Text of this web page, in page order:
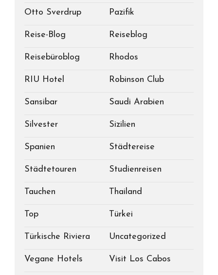
Otto Sverdrup Pazifik
Reise-Blog Reiseblog
Reisebüroblog Rhodos
RIU Hotel Robinson Club
Sansibar Saudi Arabien
Silvester Sizilien
Spanien Städtereise
Städtetouren Studienreisen
Tauchen Thailand
Top Türkei
Türkische Riviera Uncategorized
Vegane Hotels Visit Los Cabos